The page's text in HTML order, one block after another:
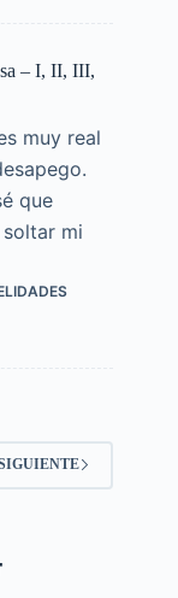
– I, II, III,
muy real
que
mi